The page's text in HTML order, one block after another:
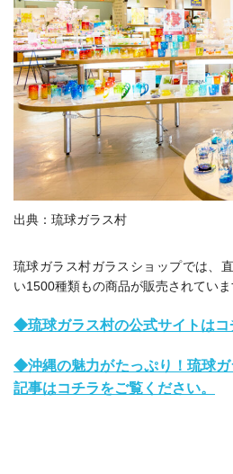
出典：琉球ガラス村
琉球ガラス村ガラスショップでは、
い1500種類もの商品が販売されていま
◆琉球ガラス村の公式サイトはコ
◆沖縄の魅力がたっぷり！琉球
記事はコチラをご覧ください。